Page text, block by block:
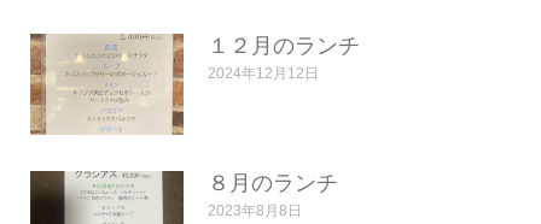
１２月のランチ
2024年12月12日
８月のランチ
2023年8月8日